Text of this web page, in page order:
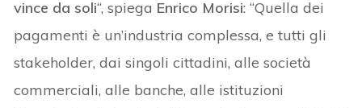
vince da soli“, spiega Enrico Morisi: “Quella dei
pagamenti è un’industria complessa, e tutti gli
stakeholder, dai singoli cittadini, alle società
commerciali, alle banche, alle istituzioni